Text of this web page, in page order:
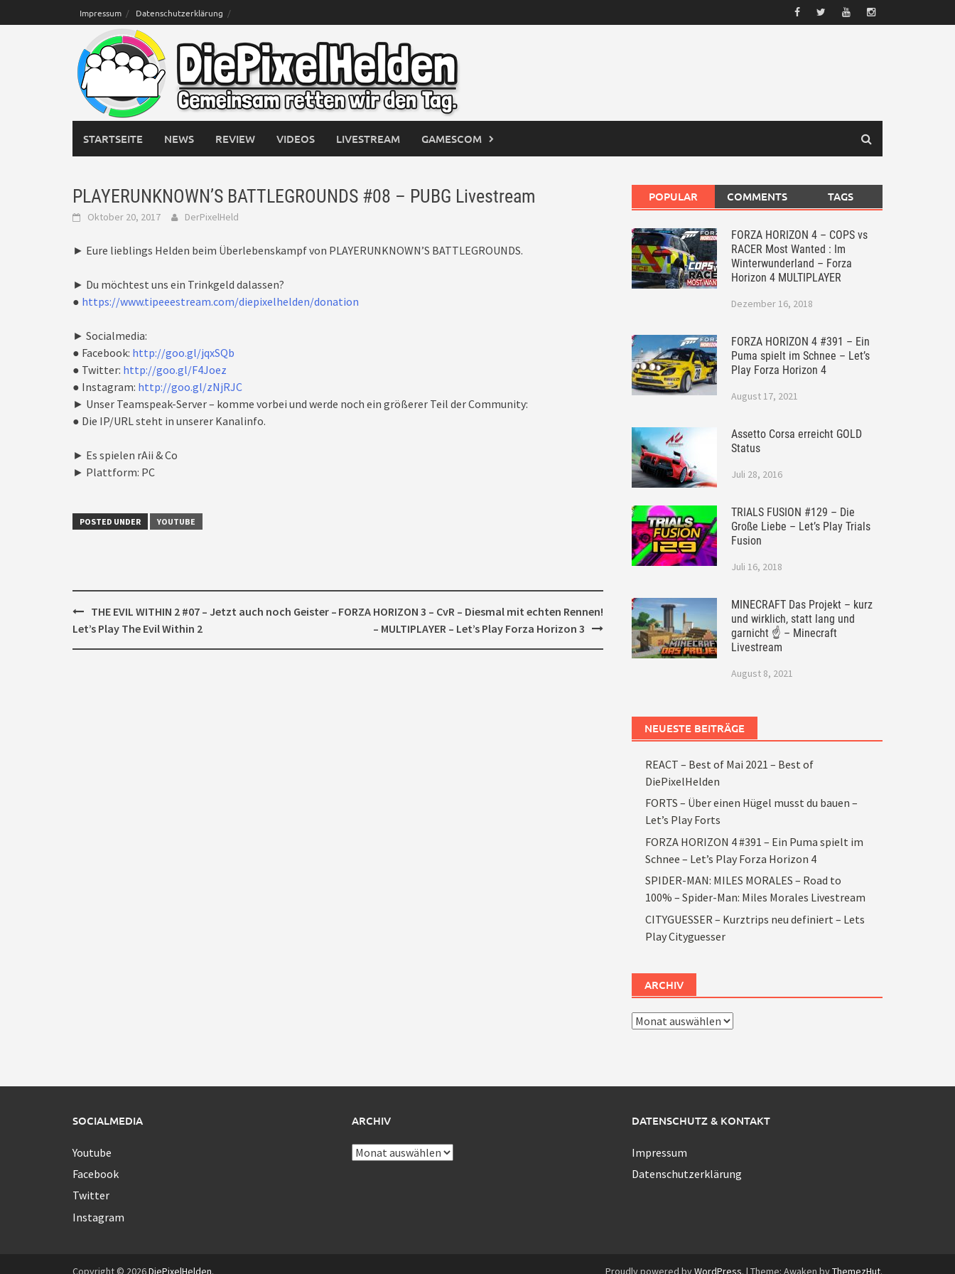
to
Impressum Datenschutzerklärung
STARTSEITE NEWS REVIEW VIDEOS LIVESTREAM GAMESCOM
PLAYERUNKNOWN’S BATTLEGROUNDS #08 – PUBG Livestream
Oktober 20, 2017 DerPixelHeld
► Eure lieblings Helden beim Überlebenskampf von PLAYERUNKNOWN’S BATTLEGROUNDS.
► Du möchtest uns ein Trinkgeld dalassen?
● https://www.tipeeestream.com/diepixelhelden/donation
► Socialmedia:
● Facebook: http://goo.gl/jqxSQb
● Twitter: http://goo.gl/F4Joez
● Instagram: http://goo.gl/zNjRJC
► Unser Teamspeak-Server – komme vorbei und werde noch ein größerer Teil der Community:
● Die IP/URL steht in unserer Kanalinfo.
► Es spielen rAii & Co
► Plattform: PC
POSTED UNDER YOUTUBE
Post
navigation
THE EVIL WITHIN 2 #07 – Jetzt auch noch Geister –
Let’s Play The Evil Within 2
FORZA HORIZON 3 – CvR – Diesmal mit echten Rennen!
– MULTIPLAYER – Let’s Play Forza Horizon 3
POPULAR COMMENTS TAGS
FORZA HORIZON 4 – COPS vs
RACER Most Wanted : Im
Winterwunderland – Forza
Horizon 4 MULTIPLAYER
Dezember 16, 2018
FORZA HORIZON 4 #391 – Ein
Puma spielt im Schnee – Let’s
Play Forza Horizon 4
August 17, 2021
Assetto Corsa erreicht GOLD
Status
Juli 28, 2016
TRIALS FUSION #129 – Die
Große Liebe – Let’s Play Trials
Fusion
Juli 16, 2018
MINECRAFT Das Projekt – kurz
und wirklich, statt lang und
garnicht ☝ – Minecraft
Livestream
August 8, 2021
NEUESTE BEITRÄGE
REACT – Best of Mai 2021 – Best of
DiePixelHelden
FORTS – Über einen Hügel musst du bauen –
Let’s Play Forts
FORZA HORIZON 4 #391 – Ein Puma spielt im
Schnee – Let’s Play Forza Horizon 4
SPIDER-MAN: MILES MORALES – Road to
100% – Spider-Man: Miles Morales Livestream
CITYGUESSER – Kurztrips neu definiert – Lets
Play Cityguesser
ARCHIV
Archiv
SOCIALMEDIA
Youtube
Facebook
Twitter
Instagram
ARCHIV
Archiv
DATENSCHUTZ & KONTAKT
Impressum
Datenschutzerklärung
Copyright © 2026DiePixelHelden. Proudly powered byWordPress. | Theme: Awaken byThemezHut.